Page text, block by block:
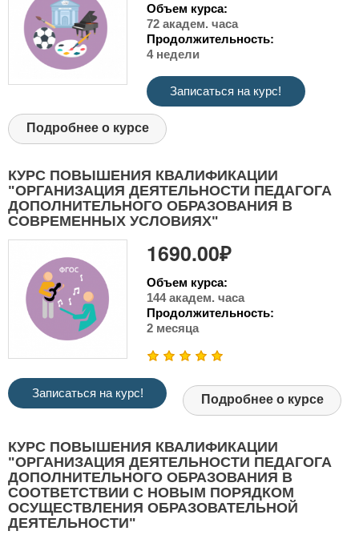
Объем курса:
72 академ. часа
Продолжительность:
4 недели
Записаться на курс!
Подробнее о курсе
КУРС ПОВЫШЕНИЯ КВАЛИФИКАЦИИ
"ОРГАНИЗАЦИЯ ДЕЯТЕЛЬНОСТИ ПЕДАГОГА
ДОПОЛНИТЕЛЬНОГО ОБРАЗОВАНИЯ В
СОВРЕМЕННЫХ УСЛОВИЯХ"
1690.00₽
Объем курса:
144 академ. часа
Продолжительность:
2 месяца
Записаться на курс! Подробнее о курсе
КУРС ПОВЫШЕНИЯ КВАЛИФИКАЦИИ
"ОРГАНИЗАЦИЯ ДЕЯТЕЛЬНОСТИ ПЕДАГОГА
ДОПОЛНИТЕЛЬНОГО ОБРАЗОВАНИЯ В
СООТВЕТСТВИИ С НОВЫМ ПОРЯДКОМ
ОСУЩЕСТВЛЕНИЯ ОБРАЗОВАТЕЛЬНОЙ
ДЕЯТЕЛЬНОСТИ"